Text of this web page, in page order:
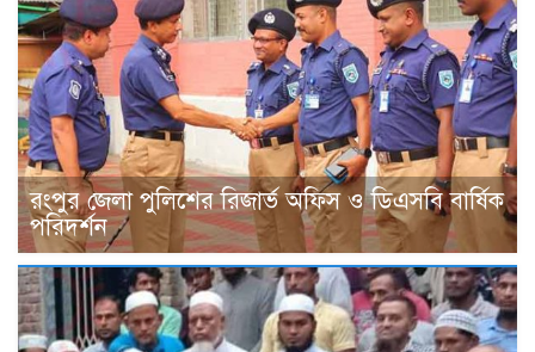
রংপুর জেলা পুলিশের রিজার্ভ অফিস ও ডিএসবি বার্ষিক
পরিদর্শন